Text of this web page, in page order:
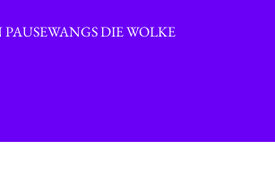
DIE WOLKE